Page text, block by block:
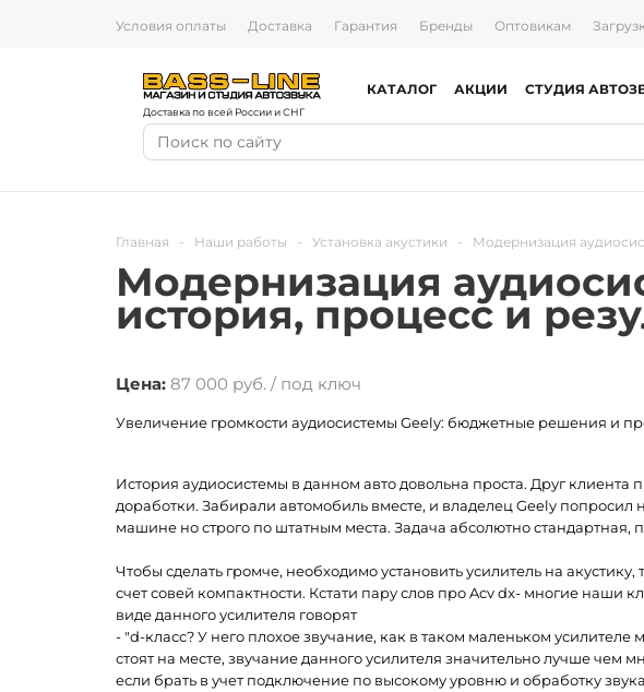
Условия оплаты Доставка Гарантия Бренды Оптовикам
Доставка по всей России и СНГ
КАТАЛОГ АКЦИИ СТУДИЯ
Главная - Наши работы - Установка акустики - Модернизация
Модернизация
история, процесс и
Цена: 87 000 руб. / под ключ
Увеличение громкости аудиосистемы Geely: бюджетные решения и
История аудиосистемы в данном авто довольна проста. Друг
доработки. Забирали автомобиль вместе, и владелец Geely попросил
машине но строго по штатным места. Задача абсолютно стандартная,
Чтобы сделать громче, необходимо установить усилитель на
счет совей компактности. Кстати пару слов про Acv dx- многие наши
виде данного усилителя говорят
- "d-класс? У него плохое звучание, как в таком маленьком усилителе
стоят на месте, звучание данного усилителя значительно лучше чем
если брать в учет подключение по высокому уровню и обработку